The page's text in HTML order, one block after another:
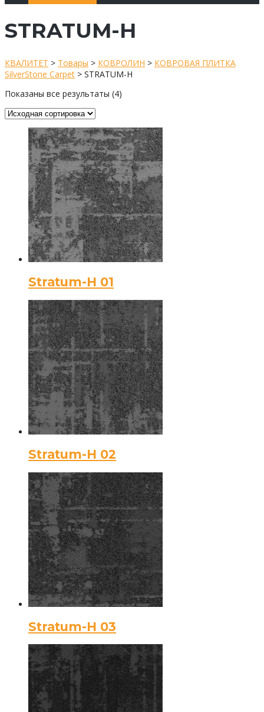
STRATUM-H
КВАЛИТЕТ > Товары > КОВРОЛИН > КОВРОВАЯ ПЛИТКА
SilverStone Carpet > STRATUM-H
Показаны все результаты (4)
Stratum-H 01
Stratum-H 02
Stratum-H 03